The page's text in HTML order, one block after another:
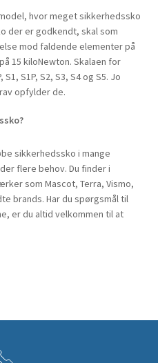
hvor meget sikkerhedssko
der er godkendt, skal som
mod faldende elementer på
15 kiloNewton. Skalaen for
S1P, S2, S3, S4 og S5. Jo
opfylder de.
sikkerhedssko i mange
flere behov. Du finder i
som Mascot, Terra, Vismo,
brands. Har du spørgsmål til
er du altid velkommen til at